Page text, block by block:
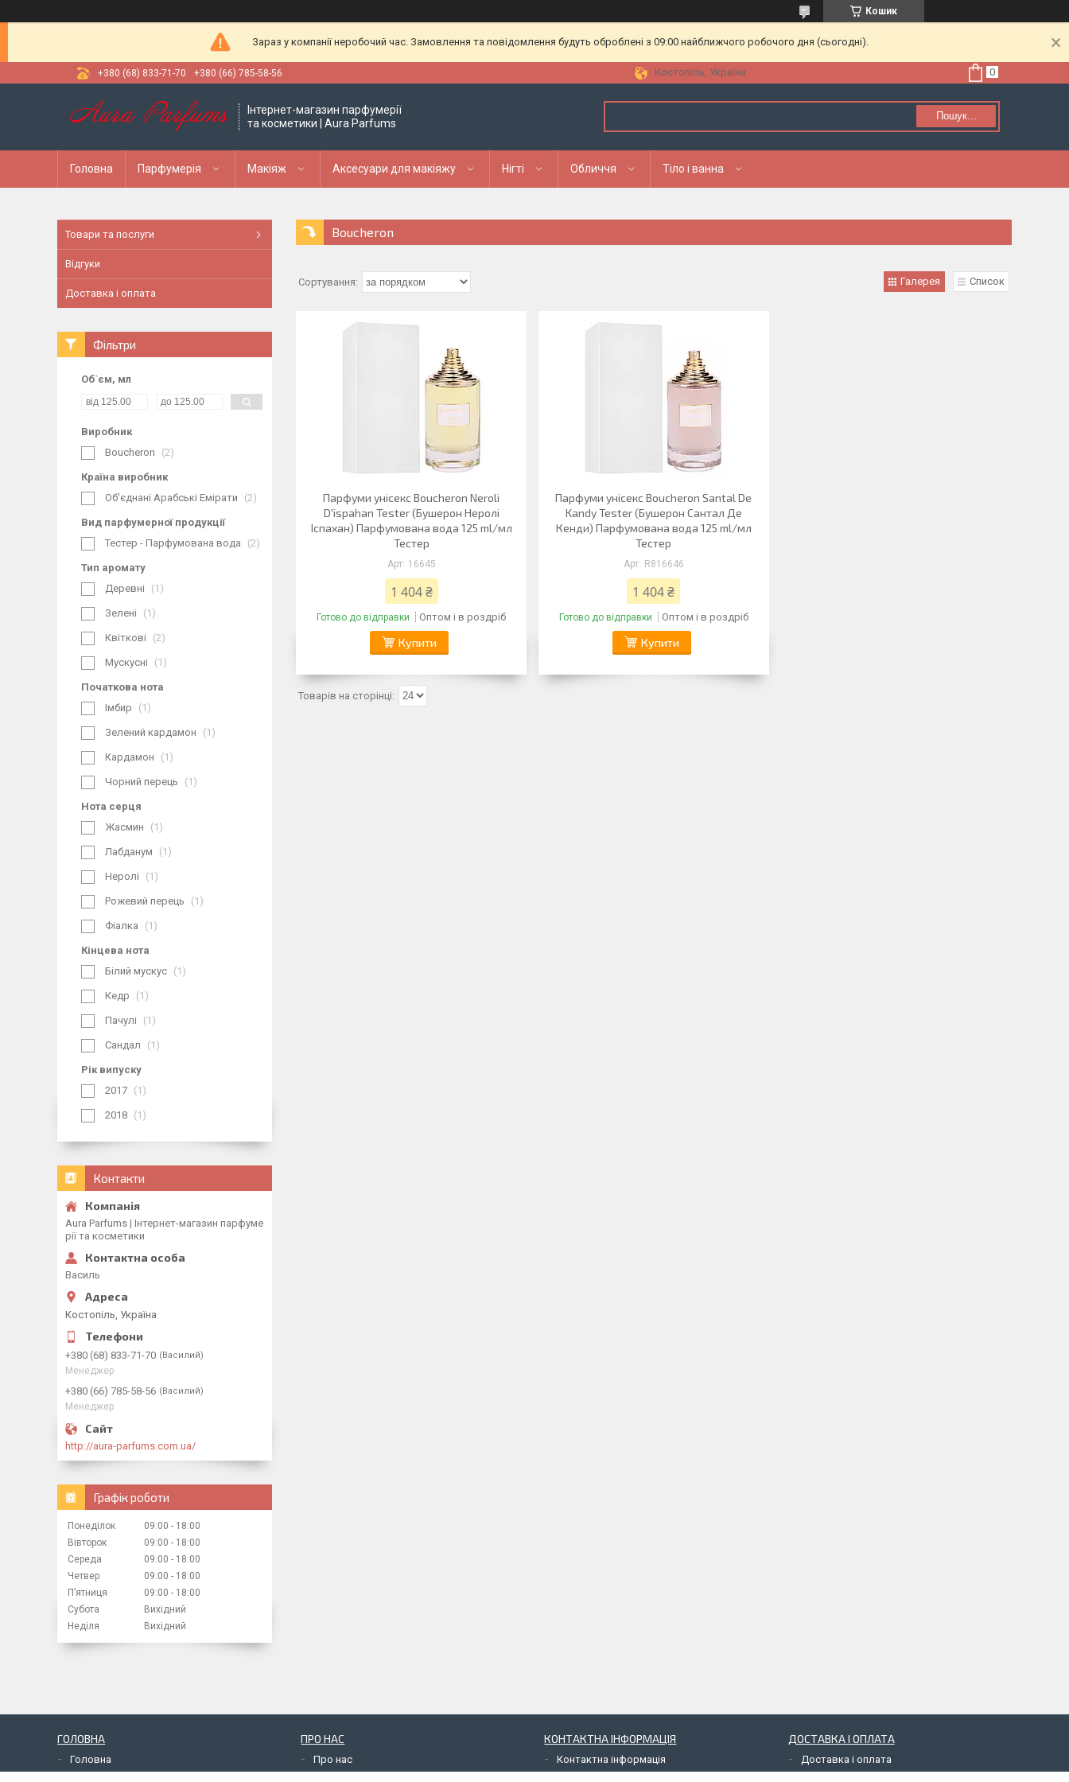
Кошик
Зараз у компанії неробочий час. Замовлення та повідомлення будуть оброблені з 09:00 найближчого робочого дня (сьогодні).
+380 (68) 833-71-70 +380 (66) 785-58-56 Костопіль, Україна
Інтернет-магазин парфумерії
та косметики | Aura Parfums
Пошук...
Головна Парфумерія Макіяж Аксесуари для макіяжу Нігті Обличчя Тіло і ванна
Boucheron
Галерея Список
Парфуми унісекс Boucheron Neroli
D'ispahan Tester (Бушерон Неролі
Іспахан) Парфумована вода 125 ml/мл
Тестер
16645
1 404 ₴
Готово до відправки Оптом і в роздріб
Купити
Парфуми унісекс Boucheron Santal De
Kandy Tester (Бушерон Сантал Де
Кенди) Парфумована вода 125 ml/мл
Тестер
R816646
1 404 ₴
Готово до відправки Оптом і в роздріб
Купити
Товари та послуги
Відгуки
Доставка і оплата
Фільтри
Об`єм, мл
Виробник
Boucheron
2
Країна виробник
Об'єднані Арабські Емірати
2
Вид парфумерної продукції
Тестер - Парфумована вода
2
Тип аромату
Деревні
1
Зелені 1
Квіткові 2
Мускусні 1
Початкова нота
Імбир
1
Зелений кардамон 1
Кардамон 1
Чорний перець 1
Нота серця
Жасмин
1
Лабданум 1
Неролі 1
Рожевий перець 1
Фіалка 1
Кінцева нота
Білий мускус
1
Кедр 1
Пачулі 1
Сандал 1
Рік випуску
2017
1
2018 1
Контакти
Aura Parfums | Інтернет-магазин парфуме
рії та косметики
Василь
Костопіль, Україна
+380 (68) 833-71-70 Василий
Менеджер
+380 (66) 785-58-56 Василий
Менеджер
http://aura-parfums.com.ua/
Графік роботи
Понеділок 09:00
18:00
Вівторок
09:00
18:00
Середа
09:00
18:00
Четвер
09:00
18:00
Пʼятниця
09:00
18:00
Субота
Вихідний
Неділя
Вихідний
ГОЛОВНА
Головна
ПРО НАС
Про нас
КОНТАКТНА ІНФОРМАЦІЯ
Контактна інформація
ДОСТАВКА І ОПЛАТА
Доставка і оплата